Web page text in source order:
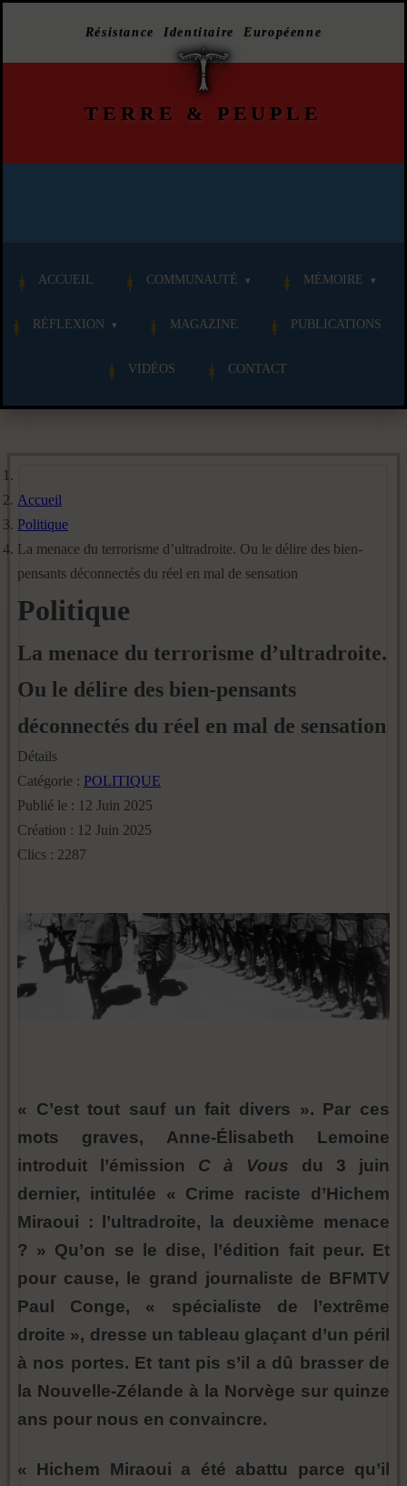
Résistance Identitaire Européenne
TERRE & PEUPLE
ACCUEIL COMMUNAUTÉ MÉMOIRE
RÉFLEXION MAGAZINE PUBLICATIONS
VIDÉOS CONTACT
Accueil
Politique
La menace du terrorisme d’ultradroite. Ou le délire des bien-
pensants déconnectés du réel en mal de sensation
Politique
La menace du terrorisme d’ultradroite.
Ou le délire des bien-pensants
déconnectés du réel en mal de sensation
Détails
Catégorie : POLITIQUE
Publié le : 12 Juin 2025
Création : 12 Juin 2025
Clics : 2287
« C’est tout sauf un fait divers ». Par ces
mots graves, Anne-Élisabeth Lemoine
introduit l’émission C à Vous du 3 juin
dernier, intitulée « Crime raciste d’Hichem
Miraoui : l’ultradroite, la deuxième menace
? » Qu’on se le dise, l’édition fait peur. Et
pour cause, le grand journaliste de BFMTV
Paul Conge, « spécialiste de l’extrême
droite », dresse un tableau glaçant d’un péril
à nos portes. Et tant pis s’il a dû brasser de
la Nouvelle-Zélande à la Norvège sur quinze
ans pour nous en convaincre.
« Hichem Miraoui a été abattu parce qu’il